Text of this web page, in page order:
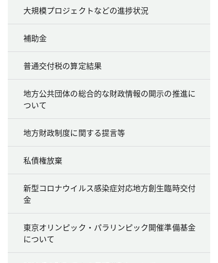
大規模プロジェクトなどの進捗状況
補助金
普通交付税の算定結果
地方公共団体の総合的な財政情報の開示の推進に
ついて
地方財政制度に関する提言等
私債権放棄
新型コロナウイルス感染症対応地方創生臨時交付
金
東京オリンピック・パラリンピック開催準備基金
について